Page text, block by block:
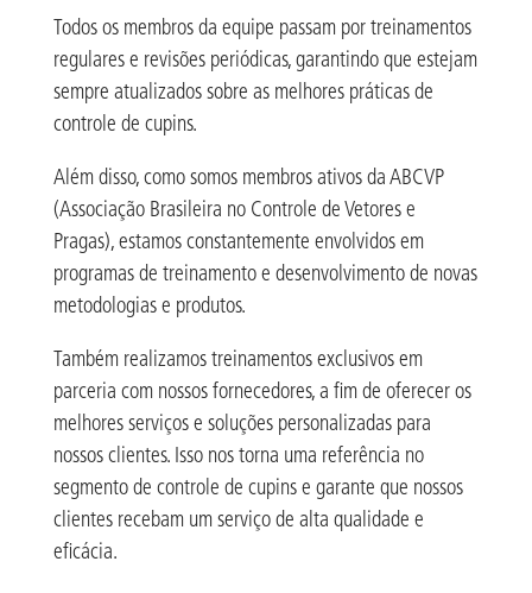
Todos os membros da equipe passam por treinamentos
regulares e revisões periódicas, garantindo que estejam
sempre atualizados sobre as melhores práticas de
controle de cupins.
Além disso, como somos membros ativos da ABCVP
(Associação Brasileira no Controle de Vetores e
Pragas), estamos constantemente envolvidos em
programas de treinamento e desenvolvimento de novas
metodologias e produtos.
Também realizamos treinamentos exclusivos em
parceria com nossos fornecedores, a fim de oferecer os
melhores serviços e soluções personalizadas para
nossos clientes. Isso nos torna uma referência no
segmento de controle de cupins e garante que nossos
clientes recebam um serviço de alta qualidade e
eficácia.